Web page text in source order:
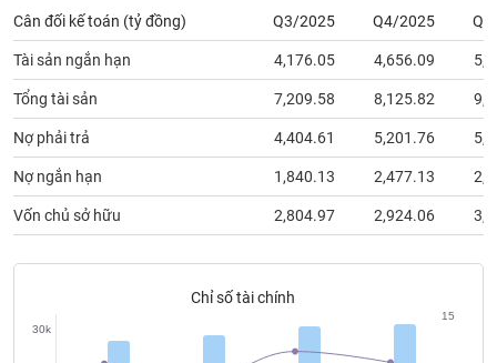
Cân đối kế toán (tỷ đồng) Q3/2025 Q4/2025
Tài sản ngắn hạn 4,176.05 4,656.09
Tổng tài sản 7,209.58 8,125.82
Nợ phải trả 4,404.61 5,201.76
Nợ ngắn hạn 1,840.13 2,477.13
Vốn chủ sở hữu 2,804.97 2,924.06
Chỉ số tài chính
30k
15
cụ
đầu
tư
Truyền
thông
tài
chính